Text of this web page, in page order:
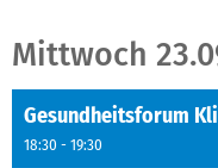
Mittwoch
Gesundheitsforum
18:30 - 19:30